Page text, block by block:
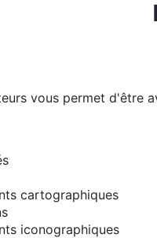
vous permet d'être
cartographiques
iconographiques